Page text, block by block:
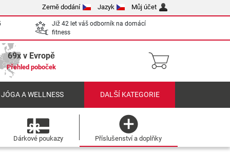
Země dodání Jazyk Můj účet
Již 42 let váš odborník na domácí
fitness
69x v Evropě
Přehled poboček
A WELLNESS DALŠÍ KATEGORIE
Dárkové poukazy Příslušenství a doplňky